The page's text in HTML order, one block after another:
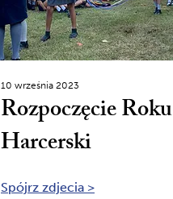
10 września 2023
Rozpoczęcie Roku
Harcerski
Spójrz zdjecia >